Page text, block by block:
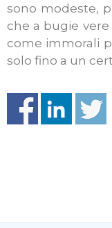
sono modeste,
che a bugie vere
come immorali
solo fino a un